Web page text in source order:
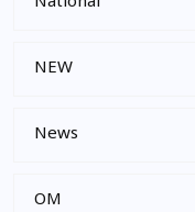
NEW
News
OM